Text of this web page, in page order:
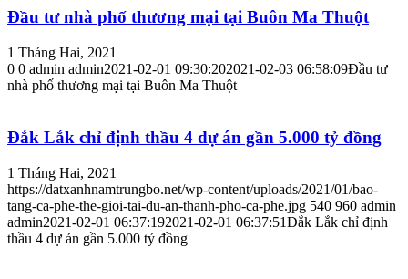
Đầu tư nhà phố thương mại tại Buôn Ma Thuột
1 Tháng Hai, 2021
0 0 admin admin2021-02-01 09:30:202021-02-03 06:58:09Đầu tư
nhà phố thương mại tại Buôn Ma Thuột
Đắk Lắk chỉ định thầu 4 dự án gần 5.000 tỷ đồng
1 Tháng Hai, 2021
https://datxanhnamtrungbo.net/wp-content/uploads/2021/01/bao-
tang-ca-phe-the-gioi-tai-du-an-thanh-pho-ca-phe.jpg 540 960 admin
admin2021-02-01 06:37:192021-02-01 06:37:51Đắk Lắk chỉ định
thầu 4 dự án gần 5.000 tỷ đồng